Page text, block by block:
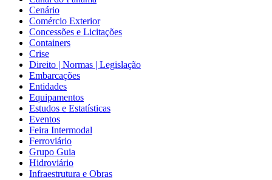
Cenário
Comércio Exterior
Concessões e Licitações
Containers
Crise
Direito | Normas | Legislação
Embarcações
Entidades
Equipamentos
Estudos e Estatísticas
Eventos
Feira Intermodal
Ferroviário
Grupo Guia
Hidroviário
Infraestrutura e Obras